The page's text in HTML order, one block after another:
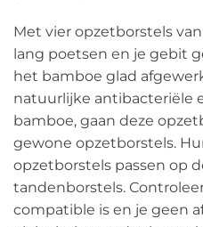
Met vier opzetborstels
lang poetsen en je gebit
het bamboe glad
natuurlijke antibacteriële
bamboe, gaan deze
gewone opzetborstels.
opzetborstels passen op
tandenborstels.
compatible is en je geen